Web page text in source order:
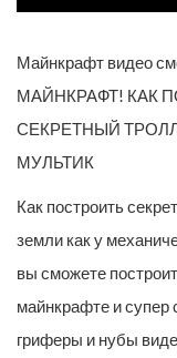
Майнкрафт видео
МАЙНКРАФТ! КАК
СЕКРЕТНЫЙ
МУЛЬТИК
Как построить
земли как у
вы сможете
майнкрафте и супер
гриферы и нубы